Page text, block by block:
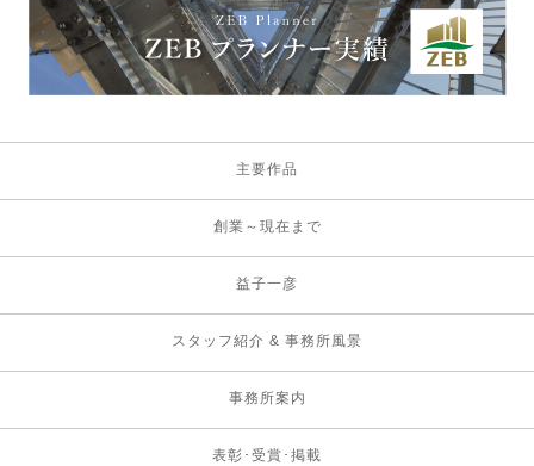
主要作品
創業～現在まで
益子一彦
スタッフ紹介 & 事務所風景
事務所案内
表彰･受賞･掲載